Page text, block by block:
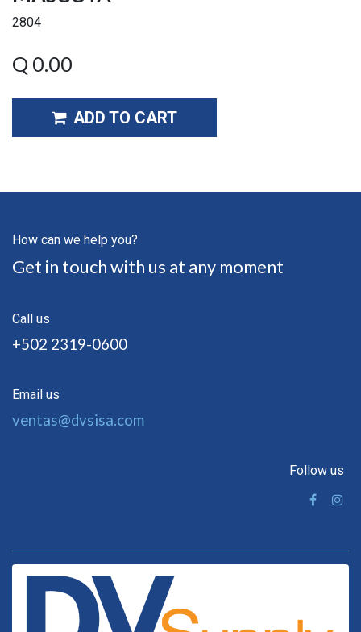
2804
Q 0.00
ADD TO CART
How can we help you?
Get in touch with us at any moment
Call us
+502 2319-0600
Email us
ventas@dvsisa.com
Follow us